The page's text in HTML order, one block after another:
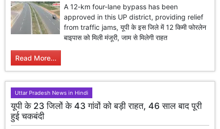
A 12-km four-lane bypass has been
approved in this UP district, providing relief
from traffic jams, यूपी के इस जिले में 12 किमी फोरलेन
बाइपास को मिली मंजूरी, जाम से मिलेगी राहत
Read More...
Uttar Pradesh News in Hindi
यूपी के 23 जिलों के 43 गांवों को बड़ी राहत, 46 साल बाद पूरी
हुई चकबंदी